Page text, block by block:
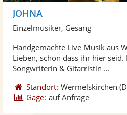
JOHNA
Einzelmusiker, Gesang
Handgemachte Live Musik aus
Lieben, schön dass ihr hier seid.
Songwriterin & Gitarristin ...
Standort: Wermelskirchen
Gage: auf Anfrage